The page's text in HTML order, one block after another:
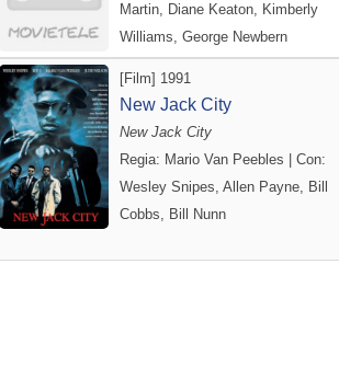
Martin, Diane Keaton, Kimberly
Williams, George Newbern
[Film] 1991
New Jack City
New Jack City
Regia: Mario Van Peebles | Con:
Wesley Snipes, Allen Payne, Bill
Cobbs, Bill Nunn